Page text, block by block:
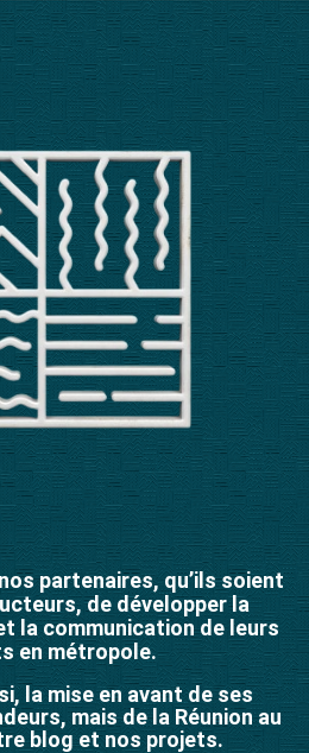
partenaires, qu’ils soient
de développer la
la communication de leurs
en métropole.
la mise en avant de ses
mais de la Réunion au
blog et nos projets.